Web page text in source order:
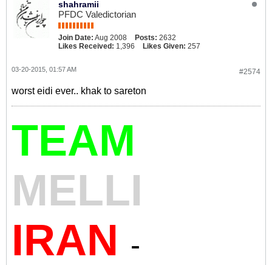
shahramii
PFDC Valedictorian
Join Date: Aug 2008 Posts: 2632
Likes Received: 1,396 Likes Given: 257
#2574
03-20-2015, 01:57 AM
worst eidi ever.. khak to sareton
TEAM
MELLI
IRAN -